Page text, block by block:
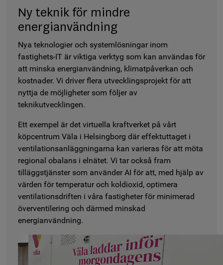
Ny teknik för mindre
energianvändning
Nya teknologier och systemlösningar inom
fastighets-IT är viktiga verktyg som kan användas för
att minska energianvändning, klimatpåverkan och
kostnader. Vi driver flera utvecklingsprojekt för att
nyttja de möjligheter som följer av
teknikutvecklingen.
Ett exempel är det virtuella kraftverket på vårt
köpcentrum Väla i Helsingborg där effektuttaget i
ventilationsanläggningarna kan varieras för att möta
regional obalans i elnätet. Vi tar också fram
tilläggstjänster som använder AI för att, med hjälp av
värden för temperatur och koldioxid, optimera
ventilationsdriften i våra fastigheter för minimerad
överventilering och därmed minskad
energianvändning.